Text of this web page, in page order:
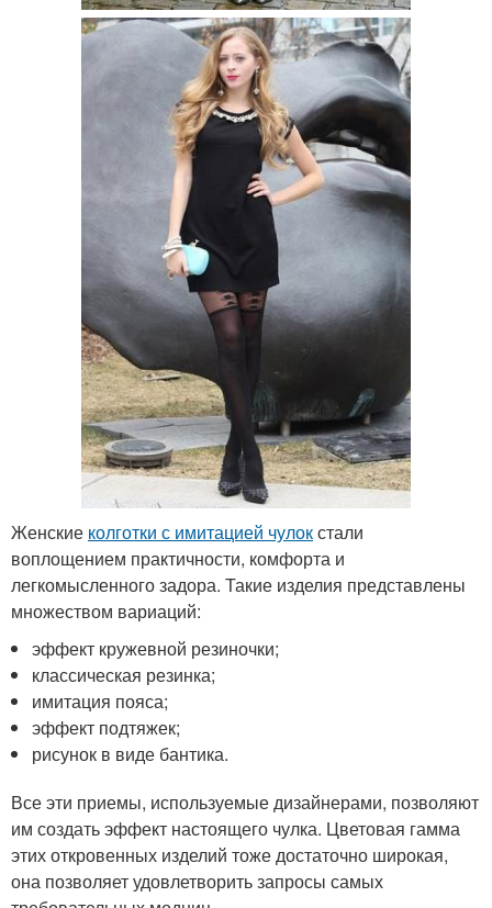
Женские колготки с имитацией чулокстали
воплощением практичности, комфорта и
легкомысленного задора. Такие изделия представлены
множеством вариаций:
эффект кружевной резиночки;
классическая резинка;
имитация пояса;
эффект подтяжек;
рисунок в виде бантика.
Все эти приемы, используемые дизайнерами, позволяют
им создать эффект настоящего чулка. Цветовая гамма
этих откровенных изделий тоже достаточно широкая,
она позволяет удовлетворить запросы самых